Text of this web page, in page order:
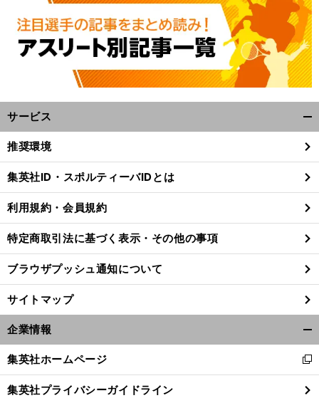
サービス
閉
る
推奨環境
集英社ID・スポルティーバIDとは
利用規約・会員規約
特定商取引法に基づく表示・その他の事項
ブラウザプッシュ通知について
サイトマップ
企業情報
閉
集英社ホームページ
新
し
い
集英社プライバシーガイドライン